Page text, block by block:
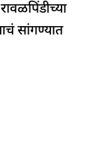
सांगण्यात